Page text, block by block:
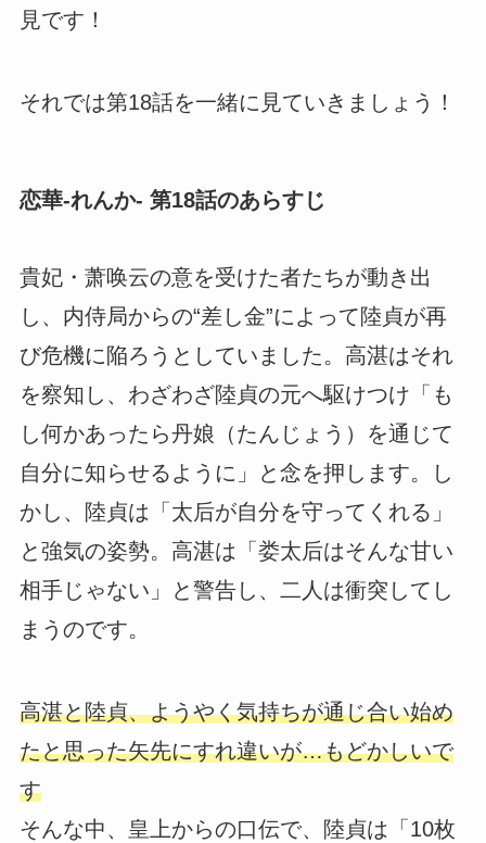
見です！
それでは第18話を一緒に見ていきましょう！
恋華-れんか- 第18話のあらすじ
貴妃・萧唤云の意を受けた者たちが動き出
し、内侍局からの“差し金”によって陸貞が再
び危機に陥ろうとしていました。高湛はそれ
を察知し、わざわざ陸貞の元へ駆けつけ「も
し何かあったら丹娘（たんじょう）を通じて
自分に知らせるように」と念を押します。し
かし、陸貞は「太后が自分を守ってくれる」
と強気の姿勢。高湛は「娄太后はそんな甘い
相手じゃない」と警告し、二人は衝突してし
まうのです。
高湛と陸貞、ようやく気持ちが通じ合い始め
たと思った矢先にすれ違いが…もどかしいで
す
そんな中、皇上からの口伝で、陸貞は「10枚